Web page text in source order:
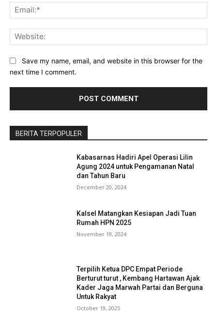
Save my name, email, and website in this browser for the
next time I comment.
BERITA TERPOPULER
Kabasarnas Hadiri Apel Operasi Lilin
Agung 2024 untuk Pengamanan Natal
dan Tahun Baru
December 20, 2024
Kalsel Matangkan Kesiapan Jadi Tuan
Rumah HPN 2025
November 19, 2024
Terpilih Ketua DPC Empat Periode
Berturut turut , Kembang Hartawan Ajak
Kader Jaga Marwah Partai dan Berguna
Untuk Rakyat
October 19, 2025